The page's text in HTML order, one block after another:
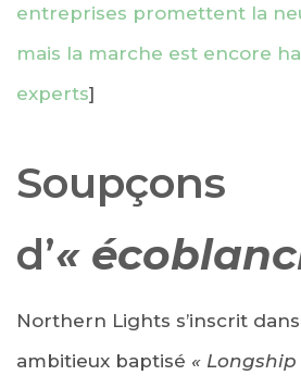
entreprises promettent la
mais la marche est encore
experts]
Soupçons
d’«
Northern Lights s’inscrit
ambitieux baptisé « Longship